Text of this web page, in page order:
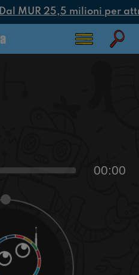
Dal MUR 25,5 milioni per
00:00